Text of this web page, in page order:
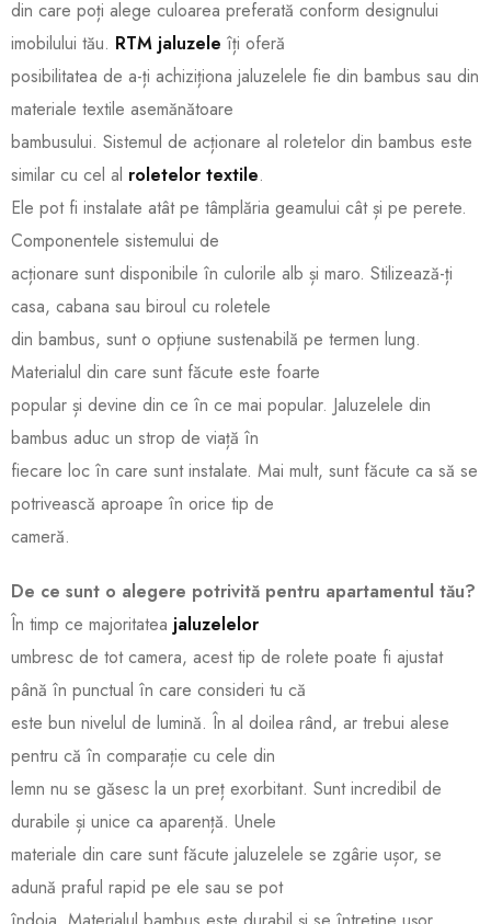
din care poți alege culoarea preferată conform designului
imobilului tău. RTM jaluzele îți oferă
posibilitatea de a-ți achiziționa jaluzelele fie din bambus sau din
materiale textile asemănătoare
bambusului. Sistemul de acționare al roletelor din bambus este
similar cu cel al roletelor textile.
Ele pot fi instalate atât pe tâmplăria geamului cât și pe perete.
Componentele sistemului de
acționare sunt disponibile în culorile alb și maro. Stilizează-ți
casa, cabana sau biroul cu roletele
din bambus, sunt o opțiune sustenabilă pe termen lung.
Materialul din care sunt făcute este foarte
popular și devine din ce în ce mai popular. Jaluzelele din
bambus aduc un strop de viață în
fiecare loc în care sunt instalate. Mai mult, sunt făcute ca să se
potrivească aproape în orice tip de
cameră.
De ce sunt o alegere potrivită pentru apartamentul tău?
În timp ce majoritatea jaluzelelor
umbresc de tot camera, acest tip de rolete poate fi ajustat
până în punctual în care consideri tu că
este bun nivelul de lumină. În al doilea rând, ar trebui alese
pentru că în comparație cu cele din
lemn nu se găsesc la un preț exorbitant. Sunt incredibil de
durabile și unice ca aparență. Unele
materiale din care sunt făcute jaluzelele se zgârie ușor, se
adună praful rapid pe ele sau se pot